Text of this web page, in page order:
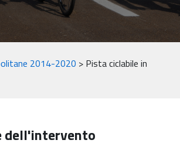
2014-2020 > Pista ciclabile in
dell'intervento